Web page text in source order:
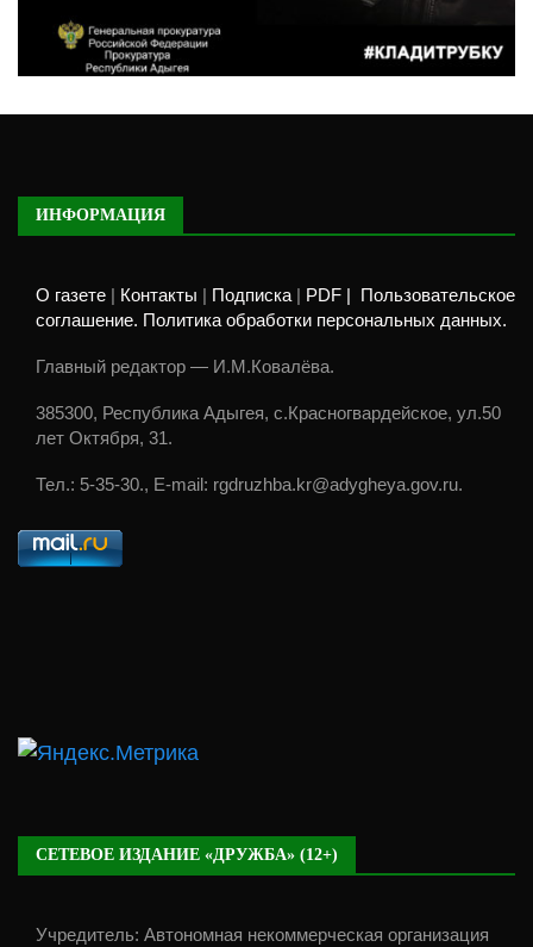
ИНФОРМАЦИЯ
О газете Контакты Подписка| PDF |
Пользовательское
соглашение. Политика обработки персональных данных.
Главный редактор — И.М.Ковалёва.
385300, Республика Адыгея, с.Красногвардейское, ул.50
лет Октября, 31.
Тел.: 5-35-30., E-mail: rgdruzhba.kr@adygheya.gov.ru.
СЕТЕВОЕ ИЗДАНИЕ «ДРУЖБА» (12+)
Учредитель: Автономная некоммерческая организация